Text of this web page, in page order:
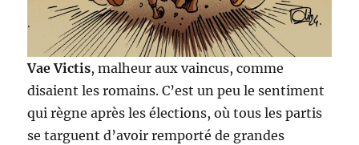
Vae Victis, malheur aux vaincus, comme
disaient les romains. C’est un peu le sentiment
qui règne après les élections, où tous les partis
se targuent d’avoir remporté de grandes